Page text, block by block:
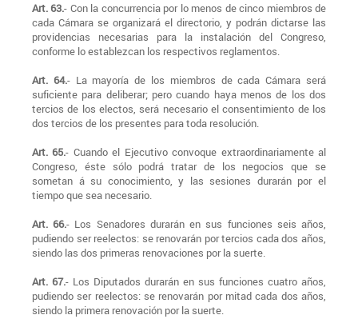
Art. 63.- Con la concurrencia por lo menos de cinco miembros de
cada Cámara se organizará el directorio, y podrán dictarse las
providencias necesarias para la instalación del Congreso,
conforme lo establezcan los respectivos reglamentos.
Art. 64.- La mayoría de los miembros de cada Cámara será
suficiente para deliberar; pero cuando haya menos de los dos
tercios de los electos, será necesario el consentimiento de los
dos tercios de los presentes para toda resolución.
Art. 65.- Cuando el Ejecutivo convoque extraordinariamente al
Congreso, éste sólo podrá tratar de los negocios que se
sometan á su conocimiento, y las sesiones durarán por el
tiempo que sea necesario.
Art. 66.- Los Senadores durarán en sus funciones seis años,
pudiendo ser reelectos: se renovarán por tercios cada dos años,
siendo las dos primeras renovaciones por la suerte.
Art. 67.- Los Diputados durarán en sus funciones cuatro años,
pudiendo ser reelectos: se renovarán por mitad cada dos años,
siendo la primera renovación por la suerte.